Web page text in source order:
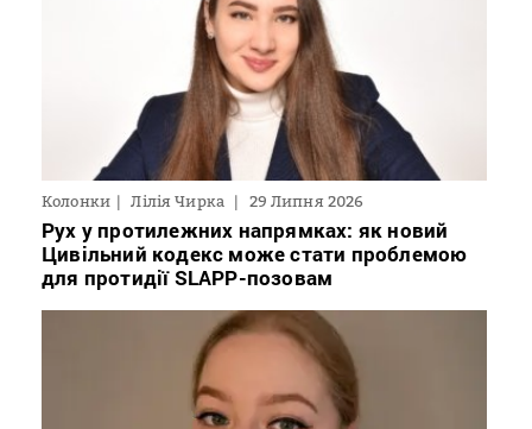
Колонки Лілія Чирка 29 Липня 2026
Рух у протилежних напрямках: як новий
Цивільний кодекс може стати проблемою
для протидії SLAPP-позовам